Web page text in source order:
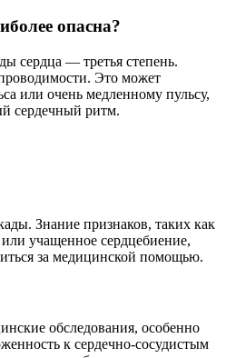
опасна?
сердца — третья степень.
Это может
или очень медленному пульсу,
сердечный ритм.
Знание признаков, таких как
учащенное сердцебиение,
за медицинской помощью.
обследования, особенно
к сердечно-сосудистым